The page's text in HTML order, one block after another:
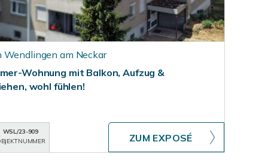
am Neckar
Wohnung mit Balkon, Aufzug &
wohl fühlen!
WSL/23-909
ZUM EXPOSÉ